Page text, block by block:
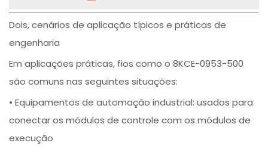
Dois, cenários de aplicação típicos e práticas de
engenharia
Em aplicações práticas, fios como o 8KCE-0953-500
são comuns nas seguintes situações:
• Equipamentos de automação industrial: usados para
conectar os módulos de controle com os módulos de
execução